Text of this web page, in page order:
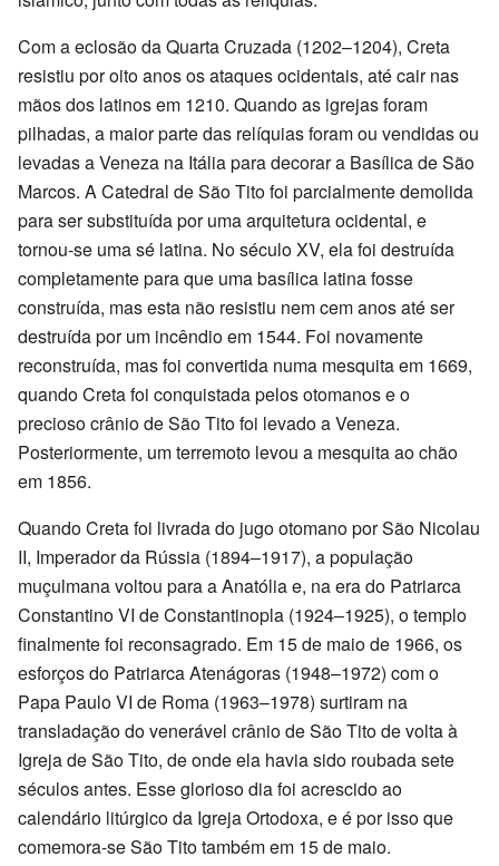
Com a eclosão da Quarta Cruzada (1202–1204), Creta
resistiu por oito anos os ataques ocidentais, até cair nas
mãos dos latinos em 1210. Quando as igrejas foram
pilhadas, a maior parte das relíquias foram ou vendidas ou
levadas a Veneza na Itália para decorar a Basílica de São
Marcos. A Catedral de São Tito foi parcialmente demolida
para ser substituída por uma arquitetura ocidental, e
tornou-se uma sé latina. No século XV, ela foi destruída
completamente para que uma basílica latina fosse
construída, mas esta não resistiu nem cem anos até ser
destruída por um incêndio em 1544. Foi novamente
reconstruída, mas foi convertida numa mesquita em 1669,
quando Creta foi conquistada pelos otomanos e o
precioso crânio de São Tito foi levado a Veneza.
Posteriormente, um terremoto levou a mesquita ao chão
em 1856.
Quando Creta foi livrada do jugo otomano por São Nicolau
II, Imperador da Rússia (1894–1917), a população
muçulmana voltou para a Anatólia e, na era do Patriarca
Constantino VI de Constantinopla (1924–1925), o templo
finalmente foi reconsagrado. Em 15 de maio de 1966, os
esforços do Patriarca Atenágoras (1948–1972) com o
Papa Paulo VI de Roma (1963–1978) surtiram na
transladação do venerável crânio de São Tito de volta à
Igreja de São Tito, de onde ela havia sido roubada sete
séculos antes. Esse glorioso dia foi acrescido ao
calendário litúrgico da Igreja Ortodoxa, e é por isso que
comemora-se São Tito também em 15 de maio.